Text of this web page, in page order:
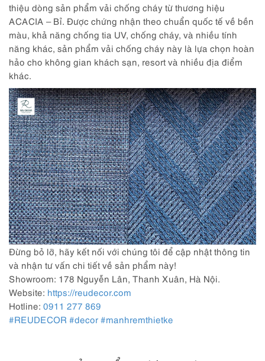
thiệu dòng sản phẩm vải chống cháy từ thương hiệu
ACACIA – Bỉ. Được chứng nhận theo chuẩn quốc tế về bền
màu, khả năng chống tia UV, chống cháy, và nhiều tính
năng khác, sản phẩm vải chống cháy này là lựa chọn hoàn
hảo cho không gian khách sạn, resort và nhiều địa điểm
khác.
Đừng bỏ lỡ, hãy kết nối với chúng tôi để cập nhật thông tin
và nhận tư vấn chi tiết về sản phẩm này!
Showroom: 178 Nguyễn Lân, Thanh Xuân, Hà Nội.
Website: https://reudecor.com
Hotline: 0911 277 869
#REUDECOR #decor #manhremthietke